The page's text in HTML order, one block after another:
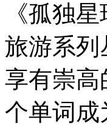
《孤独
旅游系列
享有崇高
个单词成